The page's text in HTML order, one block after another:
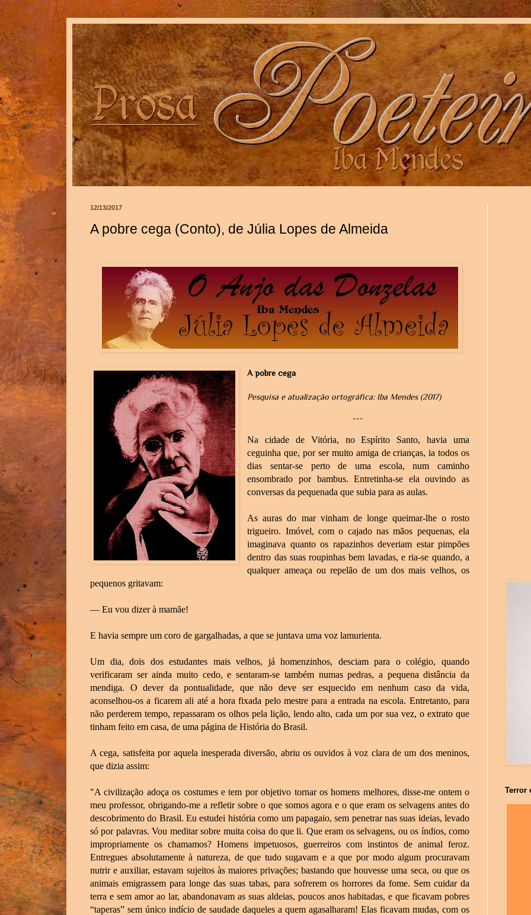
12/13/2017
A pobre cega (Conto), de Júlia Lopes de Almeida
A pobre cega
Pesquisa e atualização ortográfica: Iba Mendes (2017)
---
Na cidade de Vitória, no Espírito Santo, havia uma
ceguinha que, por ser muito amiga de crianças, ia todos os
dias sentar-se perto de uma escola, num caminho
ensombrado por bambus. Entretinha-se ela ouvindo as
conversas da pequenada que subia para as aulas.
As auras do mar vinham de longe queimar-lhe o rosto
trigueiro. Imóvel, com o cajado nas mãos pequenas, ela
imaginava quanto os rapazinhos deveriam estar pimpões
dentro das suas roupinhas bem lavadas, e ria-se quando, a
qualquer ameaça ou repelão de um dos mais velhos, os
pequenos gritavam:
— Eu vou dizer à mamãe!
E havia sempre um coro de gargalhadas, a que se juntava uma voz lamurienta.
Um dia, dois dos estudantes mais velhos, já homenzinhos, desciam para o colégio, quando
verificaram ser ainda muito cedo, e sentaram-se também numas pedras, a pequena distância da
mendiga. O dever da pontualidade, que não deve ser esquecido em nenhum caso da vida,
aconselhou-os a ficarem ali até a hora fixada pelo mestre para a entrada na escola. Entretanto, para
não perderem tempo, repassaram os olhos pela lição, lendo alto, cada um por sua vez, o extrato que
tinham feito em casa, de uma página de História do Brasil.
A cega, satisfeita por aquela inesperada diversão, abriu os ouvidos à voz clara de um dos meninos,
que dizia assim:
"A civilização adoça os costumes e tem por objetivo tornar os homens melhores, disse-me ontem o
meu professor, obrigando-me a refletir sobre o que somos agora e o que eram os selvagens antes do
descobrimento do Brasil. Eu estudei história como um papagaio, sem penetrar nas suas ideias, levado
só por palavras. Vou meditar sobre muita coisa do que li. Que eram os selvagens, ou os índios, como
impropriamente os chamamos? Homens impetuosos, guerreiros com instintos de animal feroz.
Entregues absolutamente à natureza, de que tudo sugavam e a que por modo algum procuravam
nutrir e auxiliar, estavam sujeitos às maiores privações; bastando que houvesse uma seca, ou que os
animais emigrassem para longe das suas tabas, para sofrerem os horrores da fome. Sem cuidar da
terra e sem amor ao lar, abandonavam as suas aldeias, poucos anos habitadas, e que ficavam pobres
“taperas” sem único indício de saudade daqueles a quem agasalharam! Elas ficavam mudas, com os
Terror